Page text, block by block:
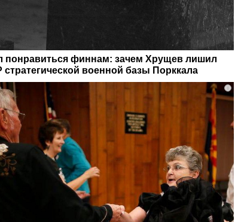
понравиться финнам: зачем Хрущев лишил
военной базы Порккала
i